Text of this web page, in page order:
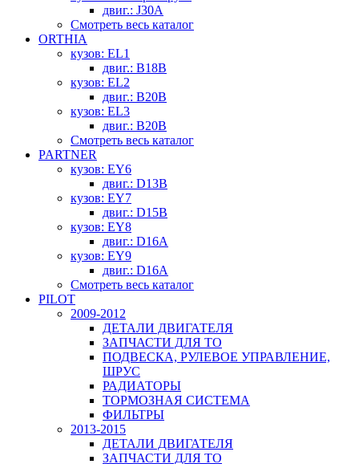
двиг.: J30A
Смотреть весь каталог
ORTHIA
кузов: EL1
двиг.: B18B
кузов: EL2
двиг.: B20B
кузов: EL3
двиг.: B20B
Смотреть весь каталог
PARTNER
кузов: EY6
двиг.: D13B
кузов: EY7
двиг.: D15B
кузов: EY8
двиг.: D16A
кузов: EY9
двиг.: D16A
Смотреть весь каталог
PILOT
2009-2012
ДЕТАЛИ ДВИГАТЕЛЯ
ЗАПЧАСТИ ДЛЯ ТО
ПОДВЕСКА, РУЛЕВОЕ УПРАВЛЕНИЕ,
ШРУС
РАДИАТОРЫ
ТОРМОЗНАЯ СИСТЕМА
ФИЛЬТРЫ
2013-2015
ДЕТАЛИ ДВИГАТЕЛЯ
ЗАПЧАСТИ ДЛЯ ТО